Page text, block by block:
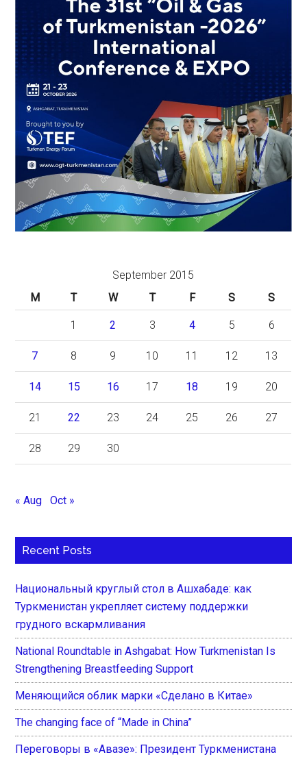
September 2015
M
T W T F S S
1 2 3 4 5 6
7 8 9 10 11 12 13
14 15 16 17 18 19 20
21 22 23 24 25 26 27
28 29 30
« Aug Oct »
Recent Posts
Национальный круглый стол в Ашхабаде: как
Туркменистан укрепляет систему поддержки
грудного вскармливания
National Roundtable in Ashgabat: How Turkmenistan Is
Strengthening Breastfeeding Support
Меняющийся облик марки «Сделано в Китае»
The changing face of “Made in China”
Переговоры в «Авазе»: Президент Туркменистана